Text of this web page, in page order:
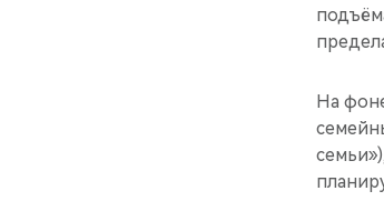
На